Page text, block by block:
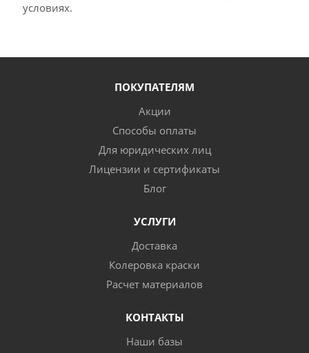
условиях.
ПОКУПАТЕЛЯМ
Акции
Способы оплаты
Для юридических лиц
Лицензии и сертификаты
Блог
УСЛУГИ
Доставка
Колеровка краски
Расчет материалов
КОНТАКТЫ
Наши базы